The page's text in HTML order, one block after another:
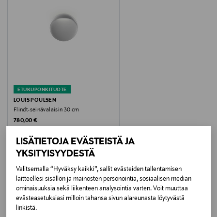
LISÄTIETOJA EVÄSTEISTÄ JA
YKSITYISYYDESTÄ
Valitsemalla “Hyväksy kaikki”, sallit evästeiden tallentamisen
laitteellesi sisällön ja mainosten personointia, sosiaalisen median
ominaisuuksia sekä liikenteen analysointia varten. Voit muuttaa
evästeasetuksiasi milloin tahansa sivun alareunasta löytyvästä
linkistä.
F3335009 WHITE
Valmistusmaa
Italia
Valmistajan tuotenumero
F3335009
Valmistaja
Flos S.p.A
ETUKUPONKITUOTE
LOUIS POULSEN
Flindt-seinävalaisin 30 cm
Original Price
780,00 €
LISÄÄ KIINNOSTAVIA
TUOTTEITA